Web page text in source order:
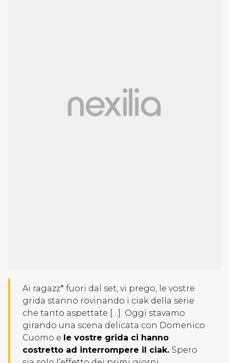
Ai ragazz* fuori dal set, vi prego, le vostre
grida stanno rovinando i ciak della serie
che tanto aspettate […] Oggi stavamo
girando una scena delicata con Domenico
Cuomo e le vostre grida ci hanno
costretto ad interrompere il ciak. Spero